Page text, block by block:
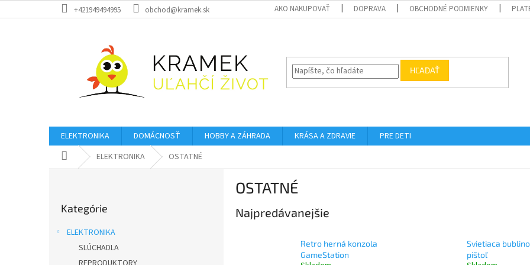
na
+421949494995 obchod@kramek.sk AKO NAKUPOVAŤ DOPRAVA OBCHODNÉ PODMIENKY
HĽADAŤ
ELEKTRONIKA DOMÁCNOSŤ HOBBY A ZÁHRADA KRÁSA A ZDRAVIE
PRE DETI
DomovELEKTRONIKA OSTATNÉ
kategórie
Kategórie
ELEKTRONIKA
SLÚCHADLA
OSTATNÉ
Najpredávanejšie
Retro herná konzola
GameStation
Svietiaca
pištoľ